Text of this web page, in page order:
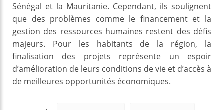
Sénégal et la Mauritanie. Cependant, ils soulignent
que des problèmes comme le financement et la
gestion des ressources humaines restent des défis
majeurs. Pour les habitants de la région, la
finalisation des projets représente un espoir
d’amélioration de leurs conditions de vie et d’accès à
de meilleures opportunités économiques.